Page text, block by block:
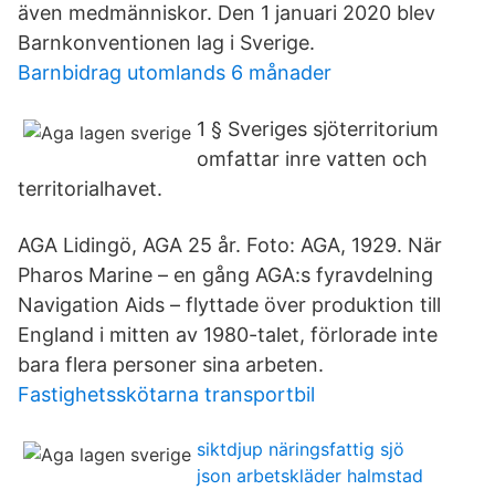
även medmänniskor. Den 1 januari 2020 blev
Barnkonventionen lag i Sverige.
Barnbidrag utomlands 6 månader
1 § Sveriges sjöterritorium
omfattar inre vatten och
territorialhavet.
AGA Lidingö, AGA 25 år. Foto: AGA, 1929. När
Pharos Marine – en gång AGA:s fyravdelning
Navigation Aids – flyttade över produktion till
England i mitten av 1980-talet, förlorade inte
bara flera personer sina arbeten.
Fastighetsskötarna transportbil
siktdjup näringsfattig sjö
json arbetskläder halmstad